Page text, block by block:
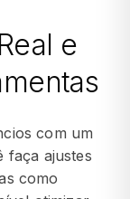
e
com um
faça ajustes
como